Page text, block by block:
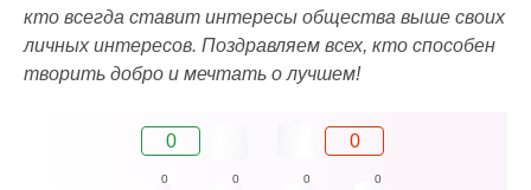
кто всегда ставит интересы общества выше своих
личных интересов. Поздравляем всех, кто способен
творить добро и мечтать о лучшем!
0 0
0 0 0 0